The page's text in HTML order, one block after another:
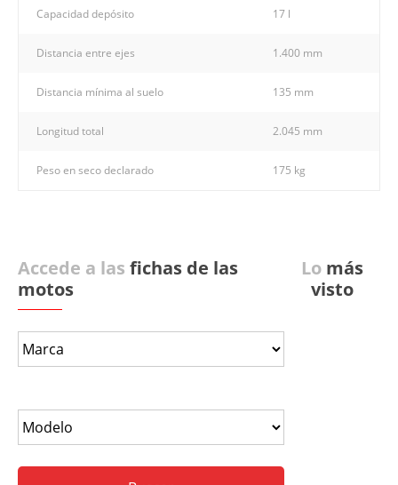
Capacidad depósito 17 l
Distancia entre ejes 1.400 mm
Distancia mínima al suelo 135 mm
Longitud total 2.045 mm
Peso en seco declarado 175 kg
Accede a las fichas de las
motos
Lo más
visto